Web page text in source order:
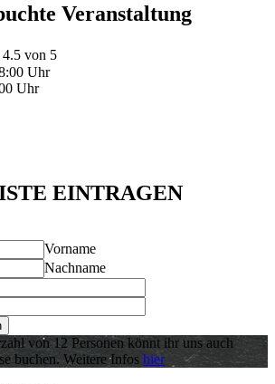
Veranstaltung
von 5
Uhr
Uhr
EINTRAGEN
Vorname
Nachname
von 12 Personen könnt ihr uns auch
buchen. Weitere Infos hier